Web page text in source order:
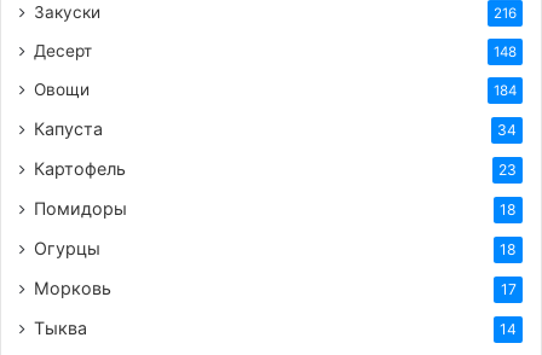
Закуски 216
Десерт 148
Овощи 184
Капуста 34
Картофель 23
Помидоры 18
Огурцы 18
Морковь 17
Тыква 14